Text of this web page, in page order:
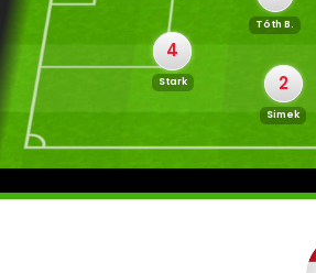
4
Stark 2
Simek
Tóth B.